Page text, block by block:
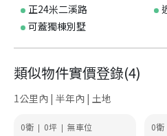
正24米二溪路
可蓋獨棟別墅
類似物件實價登錄(4)
1公里內 | 半年內 | 土地
0衛 | 0坪 | 無車位 0衛